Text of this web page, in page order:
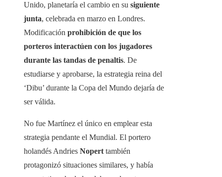
Unido, planetaría el cambio en su siguiente
junta, celebrada en marzo en Londres.
Modificación prohibición de que los
porteros interactúen con los jugadores
durante las tandas de penaltis. De
estudiarse y aprobarse, la estrategia reina del
‘Dibu’ durante la Copa del Mundo dejaría de
ser válida.
No fue Martínez el único en emplear esta
strategia pendante el Mundial. El portero
holandés Andries Nopert también
protagonizó situaciones similares, y había